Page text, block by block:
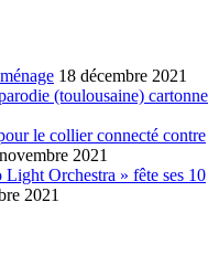
18 décembre 2021
(toulousaine) cartonne
le collier connecté contre
2021
Orchestra » fête ses 10
2021